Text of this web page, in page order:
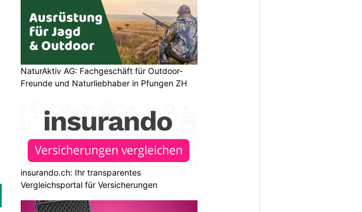
NaturAktiv AG: Fachgeschäft für Outdoor-
Freunde und Naturliebhaber in Pfungen ZH
insurando.ch: Ihr transparentes
Vergleichsportal für Versicherungen